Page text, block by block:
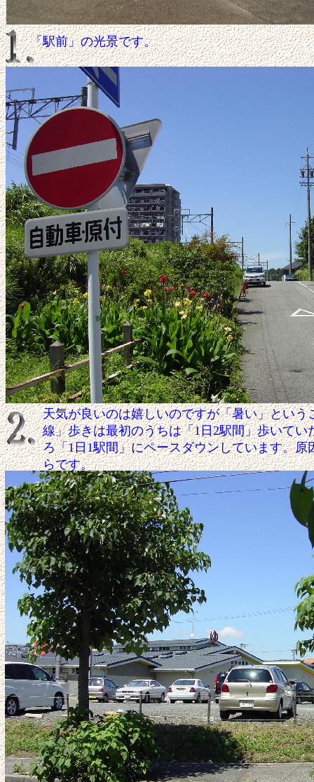
「駅前」の光景です。
天気が良いのは嬉しいのですが「暑い」という
線」歩きは最初のうちは「1日2駅間」歩いてい
ろ「1日1駅間」にペースダウンしています。原
らです。